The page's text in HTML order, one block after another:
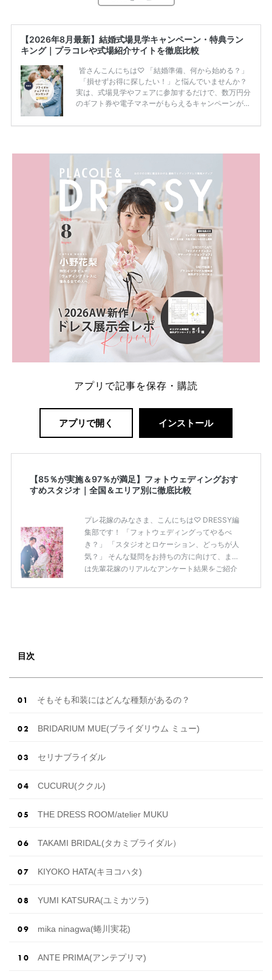
【2026年8月最新】結婚式場見学キャンペーン・特典ラン
キング｜プラコレや式場紹介サイトを徹底比較
皆さんこんにちは♡ 「結婚準備、何から始める？」
「損せずお得に探したい！」と悩んでいませんか？
実は、式場見学やフェアに参加するだけで、数万円分
のギフト券や電子マネーがもらえるキャンペーンがあ
ため、比較せずに選ぶと損をしてしまうことも……。
内容：特典金額・条件・応募方法・注意点 「どこが
一番お得？」「プラコレの特典は？」といった疑問も
解決します。 まずは診断で候補を絞れる「ウェディ
ング診断」か、体験型 […]
続きを読む
アプリで記事を保存・購読
アプリで開く インストール
【85％が実施＆97％が満足】フォトウェディングおす
すめスタジオ｜全国＆エリア別に徹底比較
プレ花嫁のみなさま、こんにちは♡ DRESSY編
集部です！ 「フォトウェディングってやるべ
き？」 「スタジオとロケーション、どっちが人
気？」 そんな疑問をお持ちの方に向けて、まず
は先輩花嫁のリアルなアンケート結果をご紹介
0 […]続きを読む
目次
そもそも和装にはどんな種類があるの？
BRIDARIUM MUE(ブライダリウム ミュー)
セリナブライダル
CUCURU(ククル)
THE DRESS ROOM/atelier MUKU
TAKAMI BRIDAL(タカミブライダル）
KIYOKO HATA(キヨコハタ)
YUMI KATSURA(ユミカツラ)
mika ninagwa(蜷川実花)
ANTE PRIMA(アンテプリマ)